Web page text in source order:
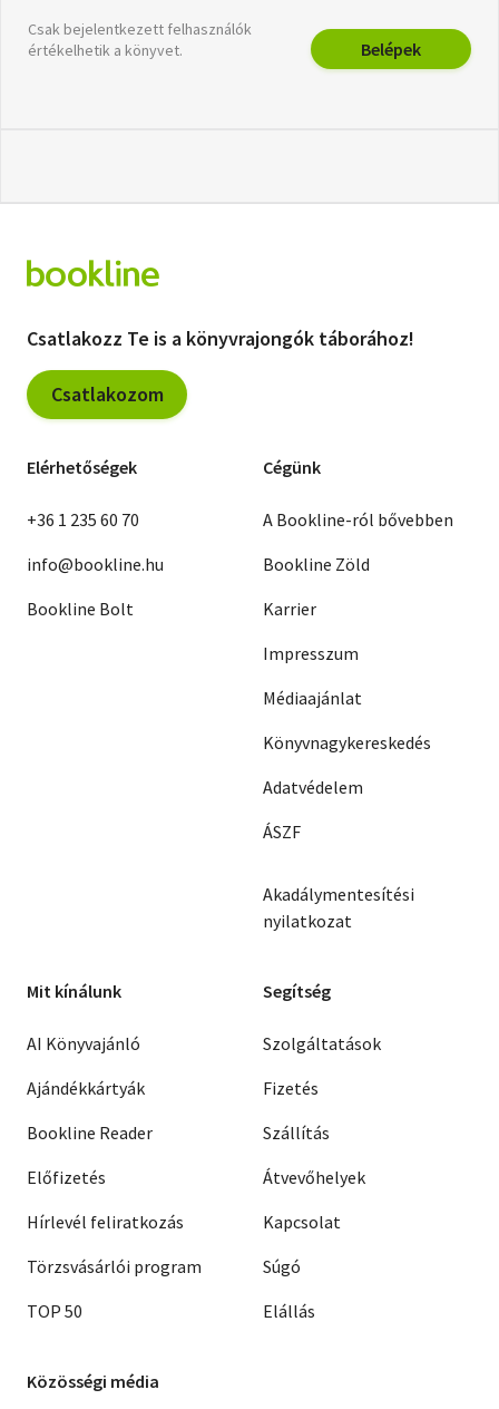
Csak bejelentkezett felhasználók
értékelhetik a könyvet.
Belépek
Csatlakozz Te is a könyvrajongók táborához!
Csatlakozom
Elérhetőségek
+36 1 235 60 70
info@bookline.hu
Bookline Bolt
Cégünk
A Bookline-ról bővebben
Bookline Zöld
Karrier
Impresszum
Médiaajánlat
Könyvnagykereskedés
Adatvédelem
ÁSZF
Akadálymentesítési
nyilatkozat
Mit kínálunk
AI Könyvajánló
Ajándékkártyák
Bookline Reader
Előfizetés
Hírlevél feliratkozás
Törzsvásárlói program
TOP 50
Segítség
Szolgáltatások
Fizetés
Szállítás
Átvevőhelyek
Kapcsolat
Súgó
Elállás
Közösségi média